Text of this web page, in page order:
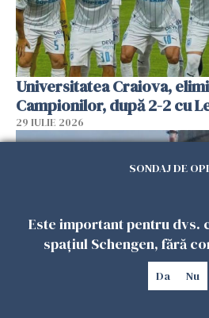
Universitatea Craiova,
Campionilor, după 2-2 cu
29 IULIE 2026
SONDAJ DE
Este important pentru dvs.
spațiul Schengen, fără
Da Nu